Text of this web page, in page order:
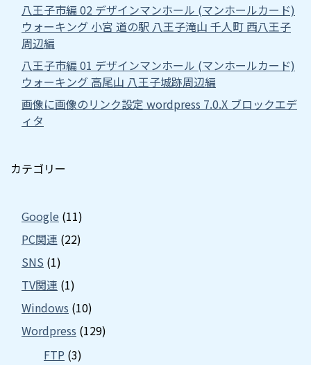
八王子市編 02 デザインマンホール (マンホールカード)
ウォーキング 小宮 道の駅 八王子滝山 千人町 西八王子
周辺編
八王子市編 01 デザインマンホール (マンホールカード)
ウォーキング 高尾山 八王子城跡周辺編
画像に画像のリンク設定 wordpress 7.0.X ブロックエデ
ィタ
カテゴリー
Google (11)
PC関連 (22)
SNS (1)
TV関連 (1)
Windows (10)
Wordpress (129)
FTP (3)